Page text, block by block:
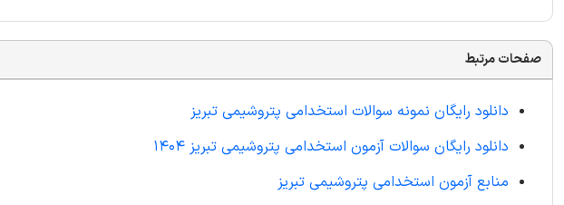
صفحات مرتبط
دانلود رایگان نمونه سوالات استخدامی پتروشیمی تبریز
دانلود رایگان سوالات آزمون استخدامی پتروشیمی تبریز 1404
منابع آزمون استخدامی پتروشیمی تبریز